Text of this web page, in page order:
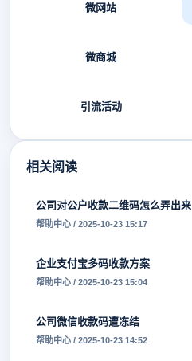
微网站
微商城
引流活动
相关阅读
公司对公户收款二维码怎么弄出来
帮助中心 / 2025-10-23 15:17
企业支付宝多码收款方案
帮助中心 / 2025-10-23 15:04
公司微信收款码遭冻结
帮助中心 / 2025-10-23 14:52